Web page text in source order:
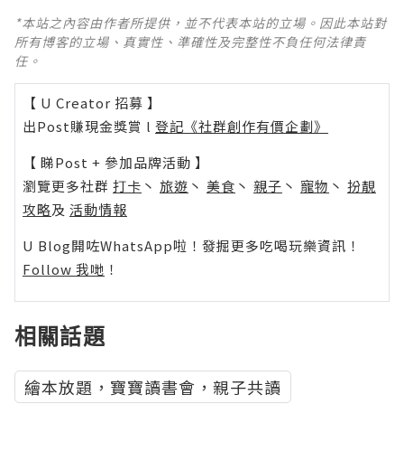
*本站之內容由作者所提供，並不代表本站的立場。因此本站對
所有博客的立場、真實性、準確性及完整性不負任何法律責
任。
【 U Creator 招募 】
出Post賺現金獎賞 l 登記《社群創作有價企劃》
【 睇Post + 參加品牌活動 】
瀏覽更多社群 打卡 丶 旅遊 丶 美食 丶 親子 丶 寵物 丶 扮靚
攻略及 活動情報
U Blog開咗WhatsApp啦！發掘更多吃喝玩樂資訊！
Follow 我哋 ！
相關話題
繪本放題，寶寶讀書會，親子共讀